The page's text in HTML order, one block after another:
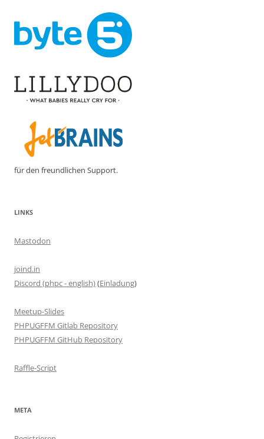
für den freundlichen Support.
LINKS
Mastodon
joind.in
Discord (phpc - english)(Einladung)
Meetup-Slides
PHPUGFFM Gitlab Repository
PHPUGFFM GitHub Repository
Raffle-Script
META